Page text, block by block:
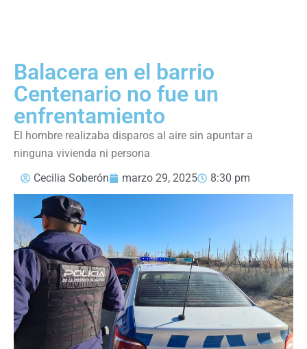
Balacera en el barrio
Centenario no fue un
enfrentamiento
El hombre realizaba disparos al aire sin apuntar a
ninguna vivienda ni persona
Cecilia Soberón
marzo 29, 2025 8:30 pm